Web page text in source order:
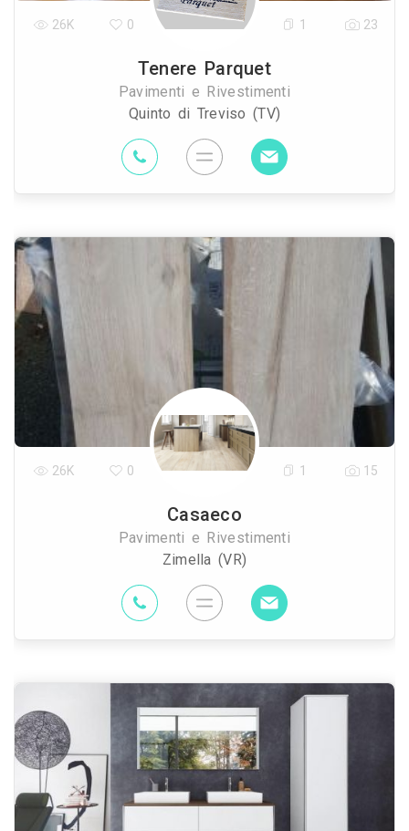
Tenere Parquet
Pavimenti e Rivestimenti
Quinto di Treviso (TV)
26K 0 1 23
Casaeco
Pavimenti e Rivestimenti
Zimella (VR)
26K 0 1 15